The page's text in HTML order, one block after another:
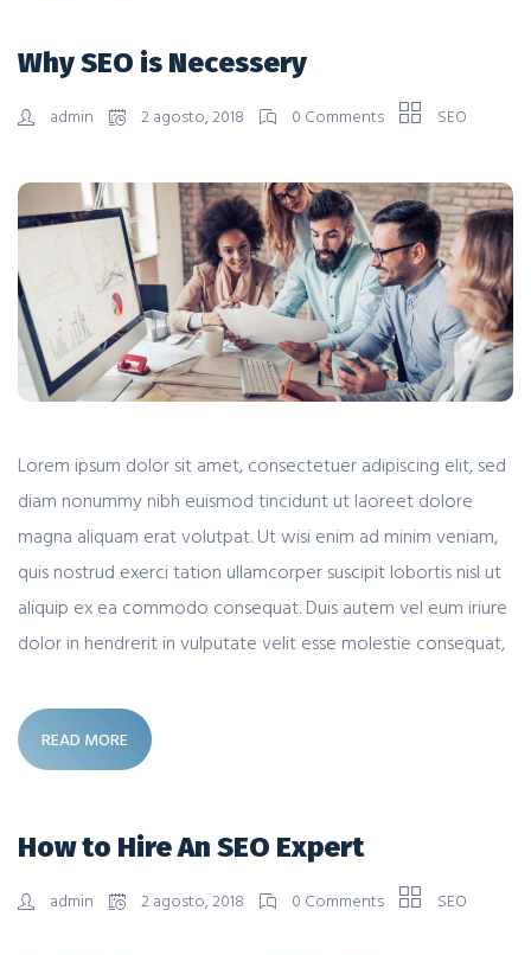
Why SEO is Necessery
admin 2 agosto, 2018 0 Comments SEO
Lorem ipsum dolor sit amet, consectetuer adipiscing elit, sed
diam nonummy nibh euismod tincidunt ut laoreet dolore
magna aliquam erat volutpat. Ut wisi enim ad minim veniam,
quis nostrud exerci tation ullamcorper suscipit lobortis nisl ut
aliquip ex ea commodo consequat. Duis autem vel eum iriure
dolor in hendrerit in vulputate velit esse molestie consequat,
READ MORE
How to Hire An SEO Expert
admin 2 agosto, 2018 0 Comments SEO